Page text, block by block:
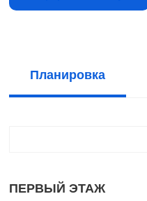
Планировка
ПЕРВЫЙ ЭТАЖ